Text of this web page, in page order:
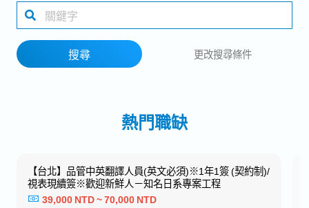
1 selected
搜尋
搜尋 更改搜尋條件
熱門職缺
【台北】品管中英翻譯人員(英文必須)※1年1簽 (契約制)/
視表現續簽※歡迎新鮮人－知名日系專案工程
39,000 NTD ~ 70,000 NTD